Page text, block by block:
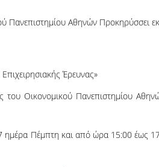
Αθηνών Προκηρύσσει
Έρευνας»
Οικονομικού Πανεπιστημίου
ημέρα Πέμπτη και από ώρα 15:00 έως